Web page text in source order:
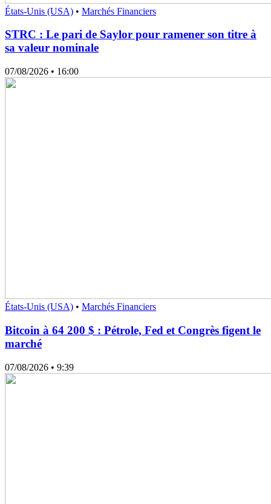
États-Unis (USA) • Marchés Financiers
STRC : Le pari de Saylor pour ramener son titre à
sa valeur nominale
07/08/2026 • 16:00
États-Unis (USA) • Marchés Financiers
Bitcoin à 64 200 $ : Pétrole, Fed et Congrès figent le
marché
07/08/2026 • 9:39